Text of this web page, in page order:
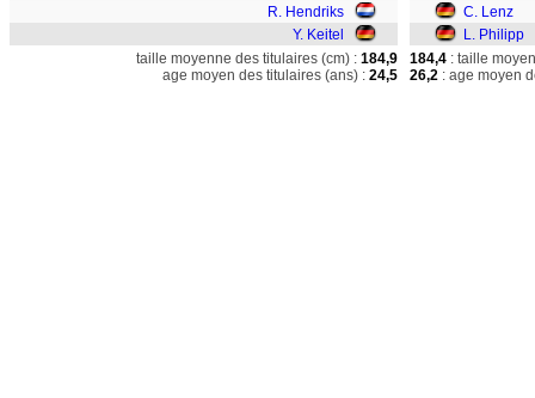
R. Hendriks
Y. Keitel
C. Lenz
L. Philipp
taille moyenne des titulaires (cm) : 184,9
age moyen des titulaires (ans) : 24,5
184,4 : taille
26,2 : age moyen